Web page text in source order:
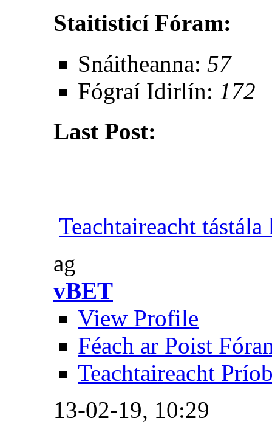
Staitisticí Fóram:
Snáitheanna: 57
Fógraí Idirlín: 172
Last Post:
Teachtaireacht
ag
vBET
View Profile
Féach ar Poist
Teachtaireacht
13-02-19, 10:29